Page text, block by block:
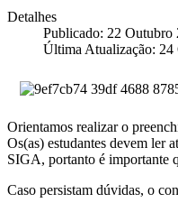
Detalhes
Publicado: 22 Outubro
Última Atualização: 24
Orientamos realizar o
Os(as) estudantes devem ler
SIGA, portanto é importante
Caso persistam dúvidas, o